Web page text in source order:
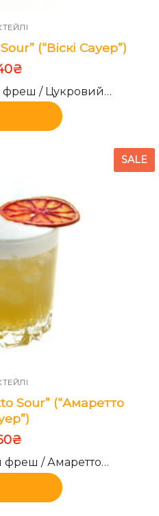
(“Віскі Сауер”)
₴
фреш / Цукровий…
SALE
Sour” (“Амаретто
₴
фреш / Амаретто…